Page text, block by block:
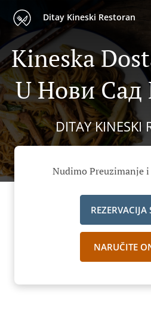
Ditay Kineski Restoran
Kineska
U Нови Сад
DITAY KINESKI
Nudimo Preuzimanje
REZERVACIJA
NARUČITE